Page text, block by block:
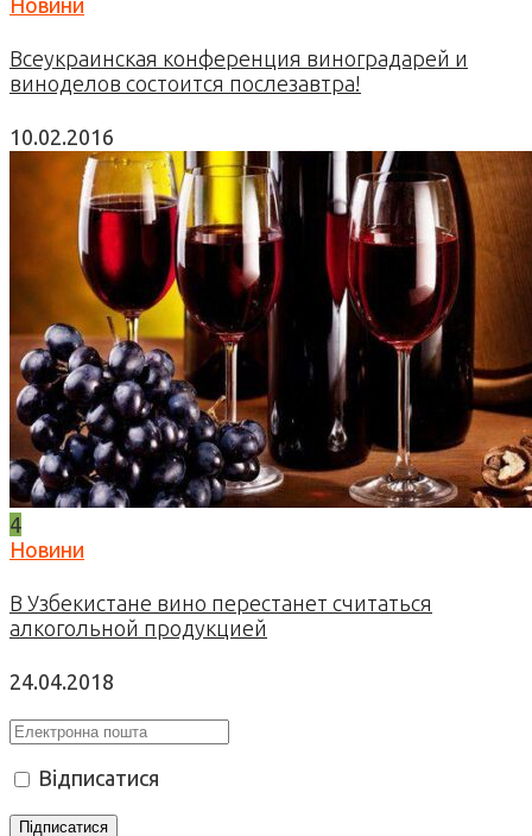
Всеукраинская конференция виноградарей и
виноделов состоится послезавтра!
10.02.2016
4
Новини
В Узбекистане вино перестанет считаться
алкогольной продукцией
24.04.2018
Відписатися